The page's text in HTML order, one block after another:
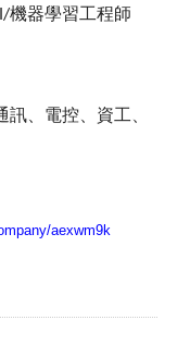
機器學習工程師
、電控、資工、
aexwm9k